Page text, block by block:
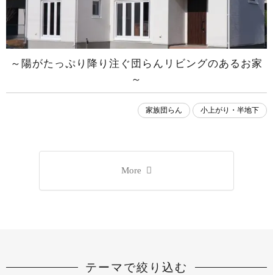
～陽がたっぷり降り注ぐ団らんリビングのあるお家
～
家族団らん 小上がり・半地下
More
テーマで絞り込む